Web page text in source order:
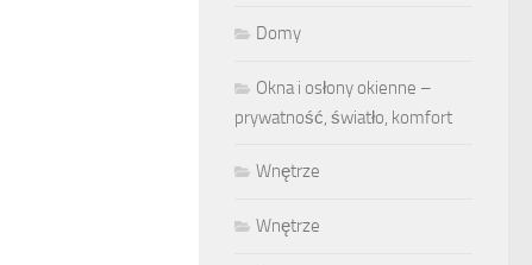
Domy
Okna i osłony okienne –
prywatność, światło, komfort
Wnętrze
Wnętrze